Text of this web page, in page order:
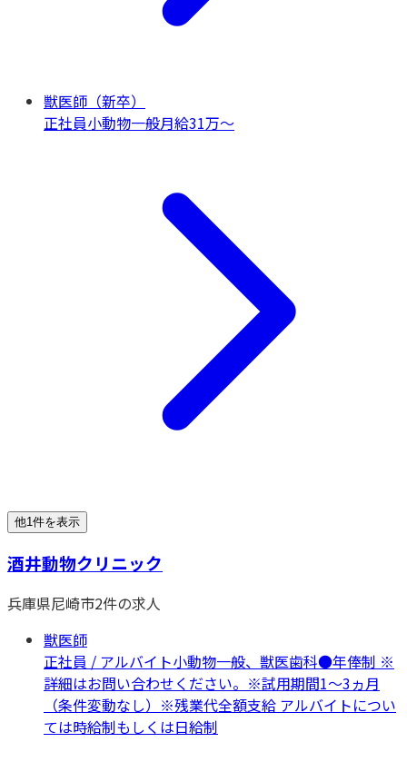
獣医師（新卒）
正社員小動物一般月給31万〜
他1件を表示
酒井動物クリニック
兵庫県尼崎市2件の求人
獣医師
正社員 / アルバイト小動物一般、獣医歯科●年俸制 ※
詳細はお問い合わせください。※試用期間1～3ヵ月
（条件変動なし）※残業代全額支給 アルバイトについ
ては時給制もしくは日給制